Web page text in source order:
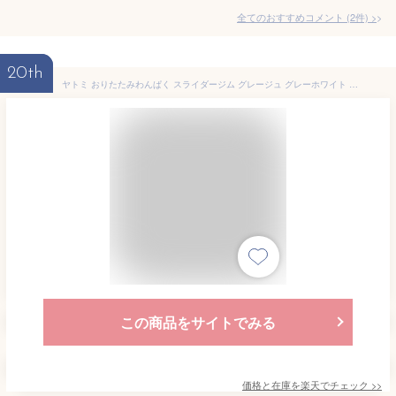
全てのおすすめコメント (2件) >
20th
ヤトミ おりたたみわんぱく スライダージム グレージュ グレーホワイト ベビージム ジャングルジム 滑り台 すべり台 折り畳み コンパクト 収納 室内用ジム 遊具 モノトーン 【ラッピング不可】
この商品をサイトでみる
価格と在庫を楽天でチェック >>